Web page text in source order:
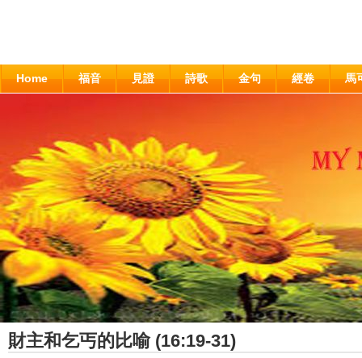
Home 福音 見證 詩歌 金句 經卷 馬
財主和乞丐的比喻 (16:19-31)